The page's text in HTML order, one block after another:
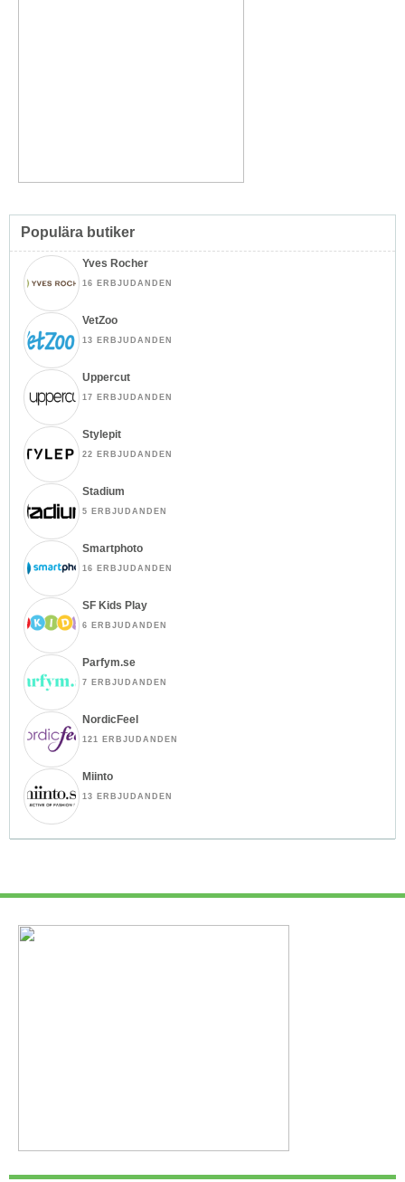
Populära butiker
Yves Rocher
16 ERBJUDANDEN
VetZoo
13 ERBJUDANDEN
Uppercut
17 ERBJUDANDEN
Stylepit
22 ERBJUDANDEN
Stadium
5 ERBJUDANDEN
Smartphoto
16 ERBJUDANDEN
SF Kids Play
6 ERBJUDANDEN
Parfym.se
7 ERBJUDANDEN
NordicFeel
121 ERBJUDANDEN
Miinto
13 ERBJUDANDEN